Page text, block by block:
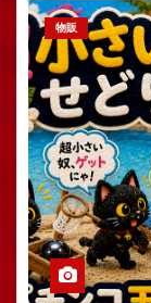
物販